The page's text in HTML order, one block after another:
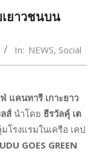
ยาวชนบน
In: NEWS, Social
แคนทารี เกาะยาว
ส์นำโดย ธีรวัลคุ์ เต
โรงแรมในเครือ เคป
GOES GREEN